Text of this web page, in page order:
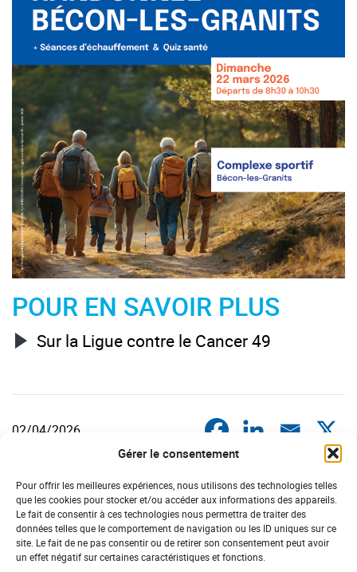
Gérer le consentement
Pour offrir les meilleures expériences, nous utilisons des technologies telles
que les cookies pour stocker et/ou accéder aux informations des appareils.
Le fait de consentir à ces technologies nous permettra de traiter des
données telles que le comportement de navigation ou les ID uniques sur ce
site. Le fait de ne pas consentir ou de retirer son consentement peut avoir
un effet négatif sur certaines caractéristiques et fonctions.
POUR EN SAVOIR PLUS
Sur la Ligue contre le Cancer 49
02/04/2026
DERNIÈRES ACTUS
PAYS DE LA LOIRE
#Solidarité